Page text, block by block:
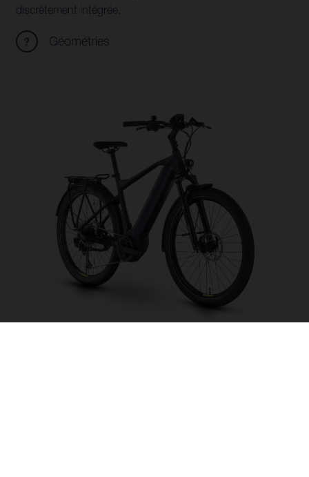
discrètement intégrée.
Géométries